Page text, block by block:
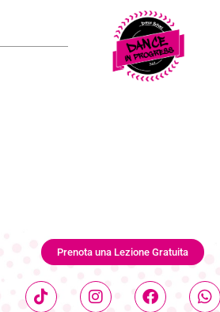
Prenota una Lezione Gratuita